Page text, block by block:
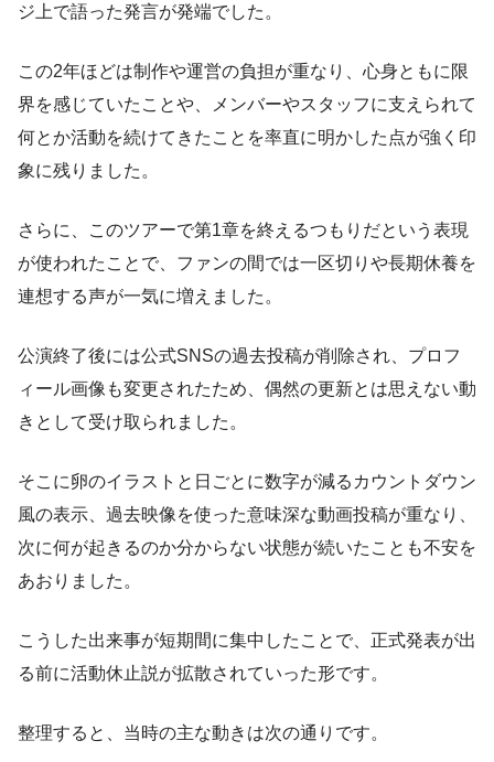
ジ上で語った発言が発端でした。
この2年ほどは制作や運営の負担が重なり、心身ともに限
界を感じていたことや、メンバーやスタッフに支えられて
何とか活動を続けてきたことを率直に明かした点が強く印
象に残りました。
さらに、このツアーで第1章を終えるつもりだという表現
が使われたことで、ファンの間では一区切りや長期休養を
連想する声が一気に増えました。
公演終了後には公式SNSの過去投稿が削除され、プロフ
ィール画像も変更されたため、偶然の更新とは思えない動
きとして受け取られました。
そこに卵のイラストと日ごとに数字が減るカウントダウン
風の表示、過去映像を使った意味深な動画投稿が重なり、
次に何が起きるのか分からない状態が続いたことも不安を
あおりました。
こうした出来事が短期間に集中したことで、正式発表が出
る前に活動休止説が拡散されていった形です。
整理すると、当時の主な動きは次の通りです。